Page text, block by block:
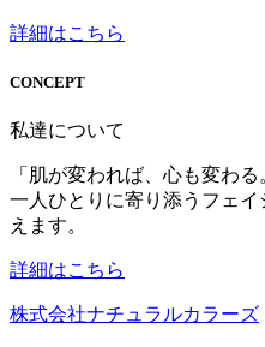
詳細はこちら
CONCEPT
私達について
「肌が変われば、心も変わ
一人ひとりに寄り添うフェ
えます。
詳細はこちら
株式会社ナチュラルカラーズ